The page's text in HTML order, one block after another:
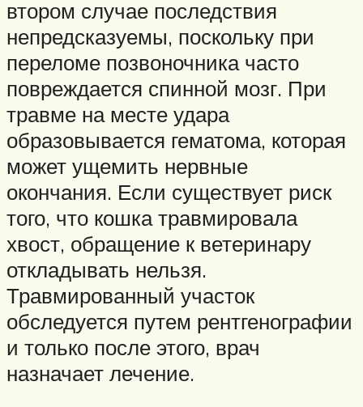
втором случае последствия
непредсказуемы, поскольку при
переломе позвоночника часто
повреждается спинной мозг. При
травме на месте удара
образовывается гематома, которая
может ущемить нервные
окончания. Если существует риск
того, что кошка травмировала
хвост, обращение к ветеринару
откладывать нельзя.
Травмированный участок
обследуется путем рентгенографии
и только после этого, врач
назначает лечение.